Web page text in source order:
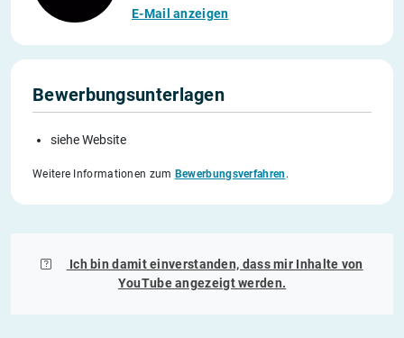
E-Mail anzeigen
Bewerbungsunterlagen
siehe Website
Weitere Informationen zum Bewerbungsverfahren.
Ich bin damit einverstanden, dass mir Inhalte von
YouTubeangezeigt werden.